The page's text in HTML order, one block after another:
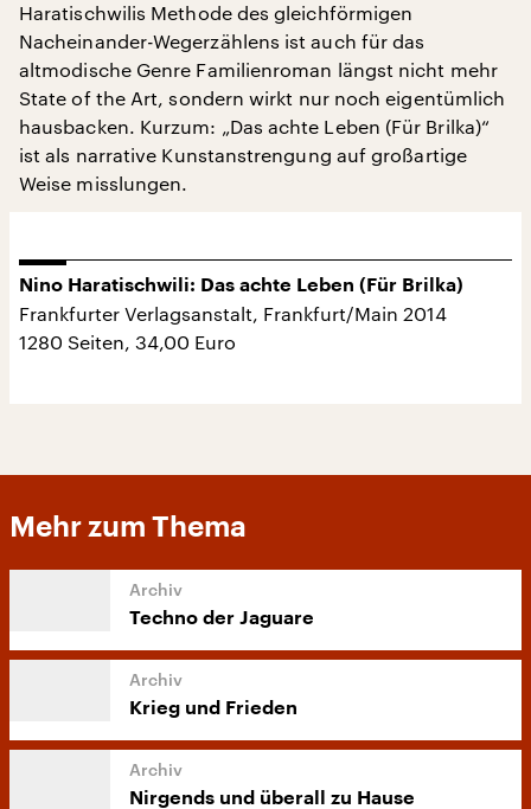
Haratischwilis Methode des gleichförmigen
Nacheinander-Wegerzählens ist auch für das
altmodische Genre Familienroman längst nicht mehr
State of the Art, sondern wirkt nur noch eigentümlich
hausbacken. Kurzum: „Das achte Leben (Für Brilka)“
ist als narrative Kunstanstrengung auf großartige
Weise misslungen.
Nino Haratischwili: Das achte Leben (Für Brilka)
Frankfurter Verlagsanstalt, Frankfurt/Main 2014
1280 Seiten, 34,00 Euro
Mehr zum Thema
Techno der Jaguare
Krieg und Frieden
Nirgends und überall zu Hause